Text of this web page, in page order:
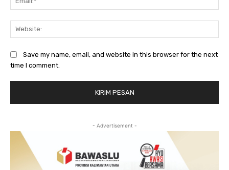
Save my name, email, and website in this browser for the next
time I comment.
- Advertisement -